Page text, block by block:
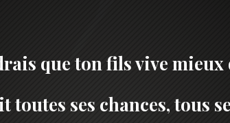
que ton fils vive mieux
toutes ses chances, tous